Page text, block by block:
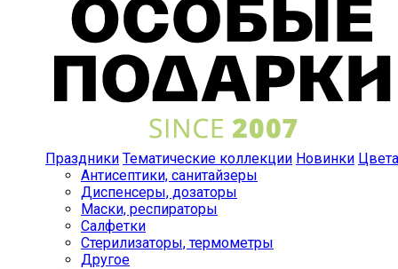
Праздники Тематические коллекции Новинки Цвета
Антисептики, санитайзеры
Диспенсеры, дозаторы
Маски, респираторы
Салфетки
Стерилизаторы, термометры
Другое